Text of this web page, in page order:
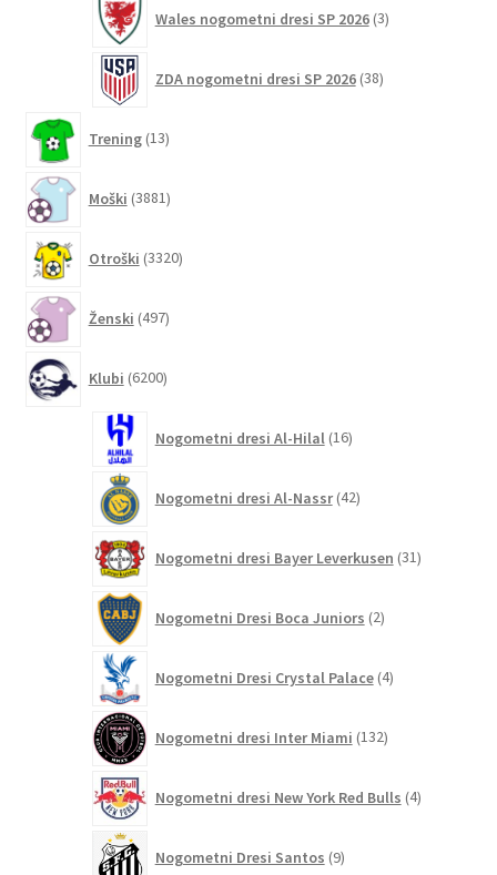
Wales nogometni dresi SP 2026 3izdelki
ZDA nogometni dresi SP 2026 38izdelkov
Trening 13izdelkov
Moški 3881izdelkov
Otroški 3320izdelkov
Ženski 497izdelkov
Klubi 6200izdelkov
Nogometni dresi Al-Hilal 16izdelkov
Nogometni dresi Al-Nassr 42izdelkov
Nogometni dresi Bayer Leverkusen 31izdelkov
Nogometni Dresi Boca Juniors 2izdelka
Nogometni Dresi Crystal Palace 4izdelki
Nogometni dresi Inter Miami 132izdelkov
Nogometni dresi New York Red Bulls 4izdelki
Nogometni Dresi Santos 9izdelkov